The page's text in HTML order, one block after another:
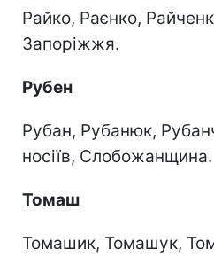
Райко, Раєнко,
Запоріжжя.
Рубен
Рубан, Рубанюк,
носіїв, Слобожанщина.
Томаш
Томашик, Томашук,